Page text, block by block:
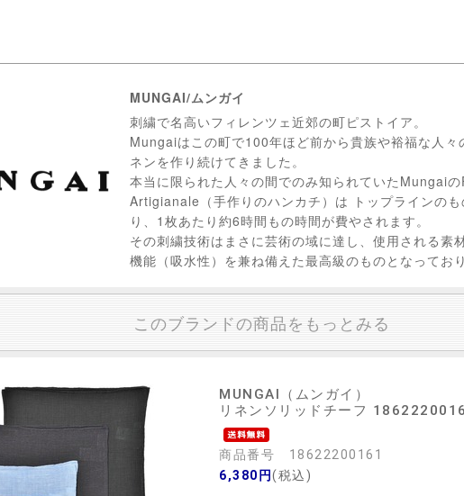
MUNGAI/ムンガイ
刺繍で名高いフィレンツェ近郊の町ピストイア。
Mungaiはこの町で100年ほど前から貴族や裕福な人々
ネンを作り続けてきました。
本当に限られた人々の間でのみ知られていたMungai
Artigianale（手作りのハンカチ）は トップラインのも
り、1枚あたり約6時間もの時間が費やされます。
その刺繍技術はまさに芸術の域に達し、使用される素
機能（吸水性）を兼ね備えた最高級のものとなっており
このブランドの商品をもっとみる
MUNGAI（ムンガイ）
リネンソリッドチーフ
商品番号 18622200161
6,380円(税込)